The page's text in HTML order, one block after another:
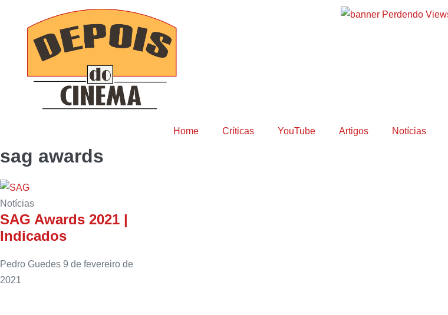
Home Críticas YouTube Artigos Notícias
sag awards
Notícias
SAG Awards 2021 |
Indicados
Pedro Guedes 9 de fevereiro de
2021